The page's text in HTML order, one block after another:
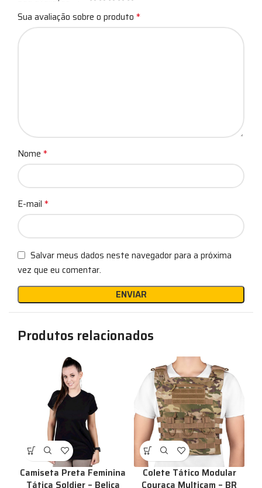
Sua avaliação sobre o produto *
Nome *
E-mail *
Salvar meus dados neste navegador para a próxima
vez que eu comentar.
Produtos relacionados
Camiseta Preta Feminina
Tática Soldier – Belica
Colete Tático Modular
Couraça Multicam – BR